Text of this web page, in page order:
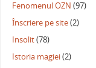
Fenomenul OZN (97)
Înscriere pe site(2)
Insolit(78)
Istoria magiei(2)